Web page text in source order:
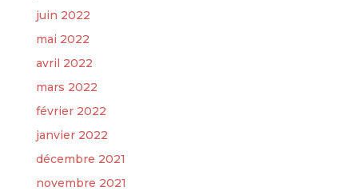
juin 2022
mai 2022
avril 2022
mars 2022
février 2022
janvier 2022
décembre 2021
novembre 2021